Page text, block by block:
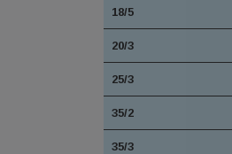
18/5
20/3
25/3
35/2
35/3